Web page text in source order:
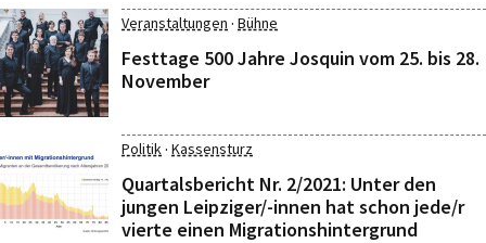
Veranstaltungen · Bühne
Festtage 500 Jahre Josquin vom 25. bis 28.
November
Politik· Kassensturz
Quartalsbericht Nr. 2/2021: Unter den
jungen Leipziger/-innen hat schon jede/r
vierte einen Migrationshintergrund